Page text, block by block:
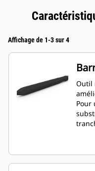
Affichage de 1-3 sur 4
Outil
Pour